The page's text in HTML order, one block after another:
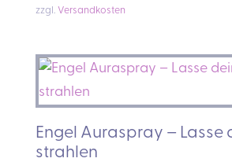
zzgl. Versandkosten
Engel Auraspray – Lasse
strahlen